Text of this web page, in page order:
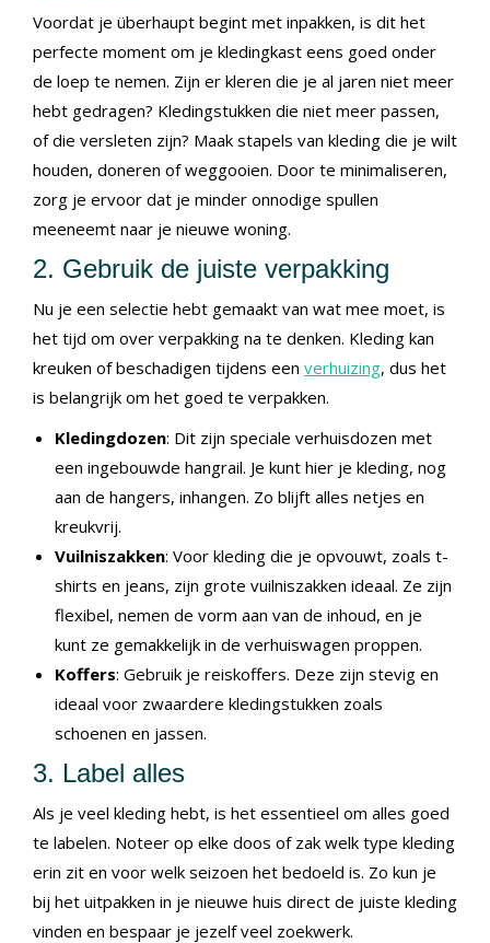
Voordat je überhaupt begint met inpakken, is dit het
perfecte moment om je kledingkast eens goed onder
de loep te nemen. Zijn er kleren die je al jaren niet meer
hebt gedragen? Kledingstukken die niet meer passen,
of die versleten zijn? Maak stapels van kleding die je wilt
houden, doneren of weggooien. Door te minimaliseren,
zorg je ervoor dat je minder onnodige spullen
meeneemt naar je nieuwe woning.
2. Gebruik de juiste verpakking
Nu je een selectie hebt gemaakt van wat mee moet, is
het tijd om over verpakking na te denken. Kleding kan
kreuken of beschadigen tijdens een verhuizing, dus het
is belangrijk om het goed te verpakken.
Kledingdozen: Dit zijn speciale verhuisdozen met
een ingebouwde hangrail. Je kunt hier je kleding, nog
aan de hangers, inhangen. Zo blijft alles netjes en
kreukvrij.
Vuilniszakken: Voor kleding die je opvouwt, zoals t-
shirts en jeans, zijn grote vuilniszakken ideaal. Ze zijn
flexibel, nemen de vorm aan van de inhoud, en je
kunt ze gemakkelijk in de verhuiswagen proppen.
Koffers: Gebruik je reiskoffers. Deze zijn stevig en
ideaal voor zwaardere kledingstukken zoals
schoenen en jassen.
3. Label alles
Als je veel kleding hebt, is het essentieel om alles goed
te labelen. Noteer op elke doos of zak welk type kleding
erin zit en voor welk seizoen het bedoeld is. Zo kun je
bij het uitpakken in je nieuwe huis direct de juiste kleding
vinden en bespaar je jezelf veel zoekwerk.